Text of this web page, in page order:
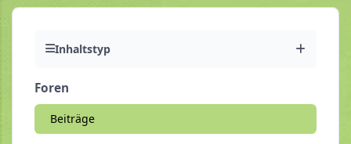
Inhaltstyp
Foren
Beiträge